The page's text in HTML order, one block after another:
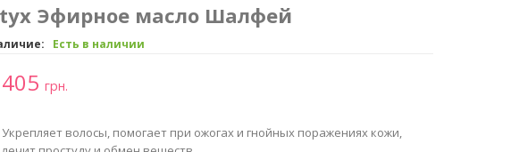
Эфирное масло Шалфей
Есть в наличии
405 грн.
Укрепляет волосы, помогает при ожогах и гнойных поражениях кожи,